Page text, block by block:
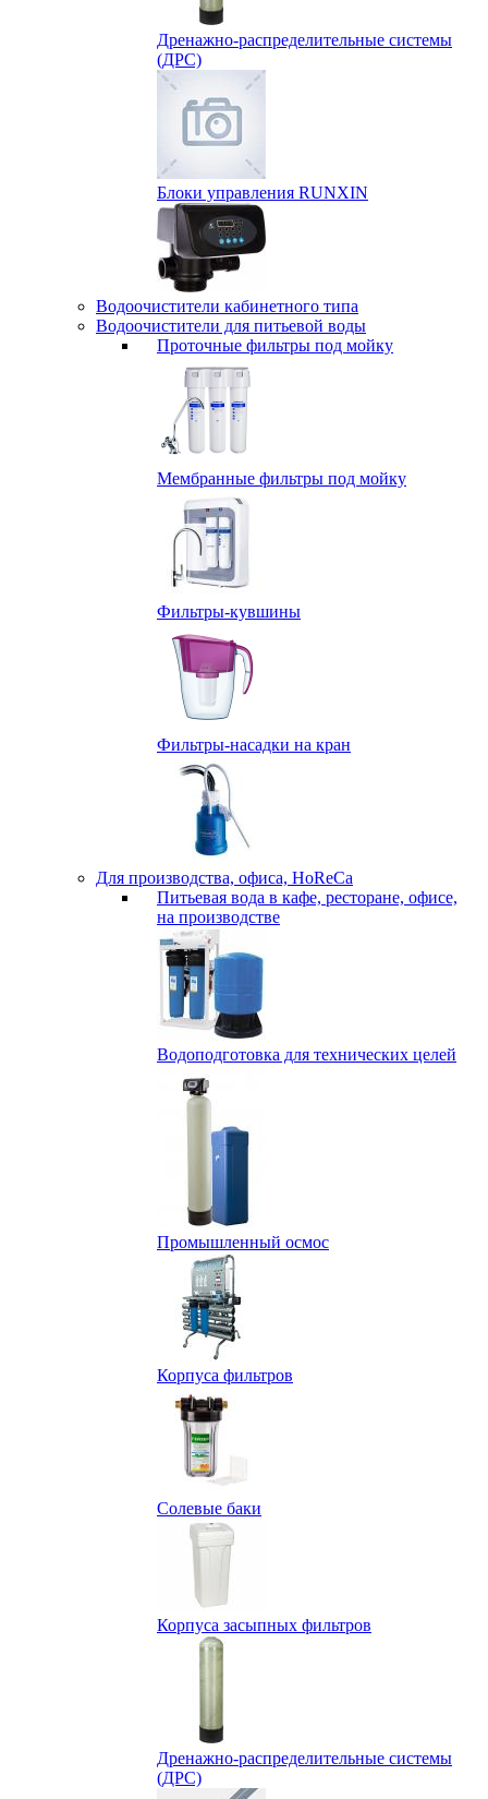
Дренажно-распределительные системы
(ДРС)
Блоки управления RUNXIN
Водоочистители кабинетного типа
Водоочистители для питьевой воды
Проточные фильтры под мойку
Мембранные фильтры под мойку
Фильтры-кувшины
Фильтры-насадки на кран
Для производства, офиса, HoReCa
Питьевая вода в кафе, ресторане, офисе,
на производстве
Водоподготовка для технических целей
Промышленный осмос
Корпуса фильтров
Солевые баки
Корпуса засыпных фильтров
Дренажно-распределительные системы
(ДРС)